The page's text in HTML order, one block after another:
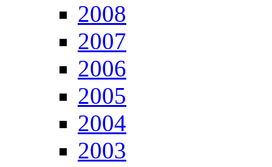
2008
2007
2006
2005
2004
2003